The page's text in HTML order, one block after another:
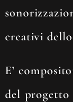
creativi
E’
del progetto